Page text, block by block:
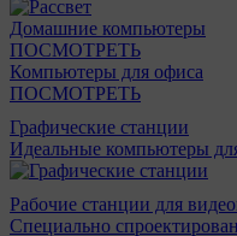
Домашние компьютеры
ПОСМОТРЕТЬ
Компьютеры для офиса
ПОСМОТРЕТЬ
Графические станции
Идеальные компьютеры
Рабочие станции для
Специально